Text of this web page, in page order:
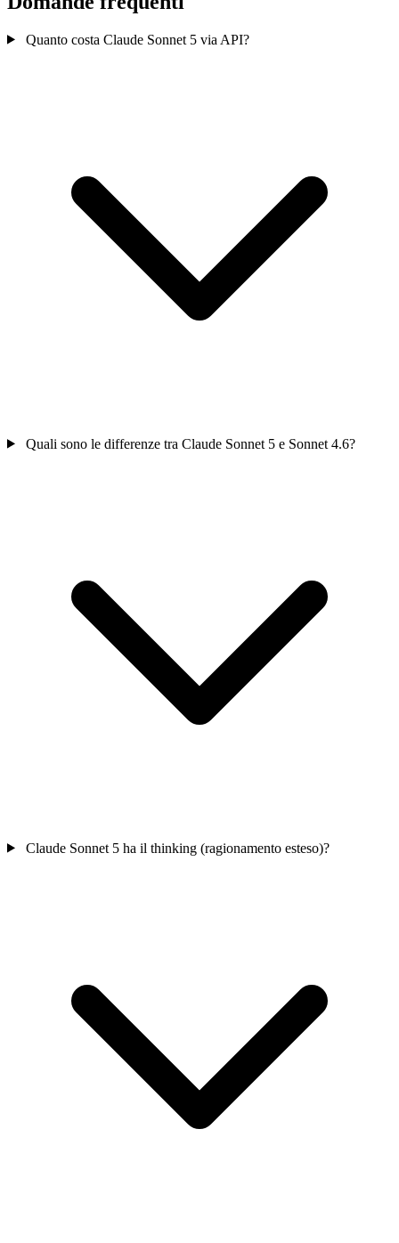
Quanto costa Claude Sonnet 5 via API?
Quali sono le differenze tra Claude Sonnet 5 e Sonnet 4.6?
Claude Sonnet 5 ha il thinking (ragionamento esteso)?